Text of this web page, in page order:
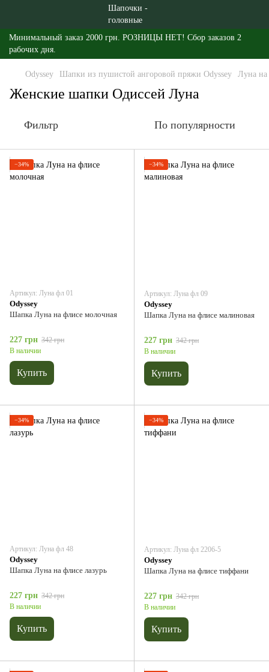
Минимальный заказ 2000 грн. РОЗНИЦЫ НЕТ! Сбор заказов 2
рабочих дня.
Odyssey Шапки из пушистой ангоровой пряжи Odyssey Луна на
Женские шапки Одиссей Луна
Фильтр По популярности
−34%
Артикул: Луна фл 01
Odyssey
Шапка Луна на флисе молочная
227 грн 342 грн
В наличии
Купить
−34%
Артикул: Луна фл 09
Odyssey
Шапка Луна на флисе малиновая
227 грн 342 грн
В наличии
Купить
−34%
Артикул: Луна фл 48
Odyssey
Шапка Луна на флисе лазурь
227 грн 342 грн
В наличии
Купить
−34%
Артикул: Луна фл 2206-5
Odyssey
Шапка Луна на флисе тиффани
227 грн 342 грн
В наличии
Купить